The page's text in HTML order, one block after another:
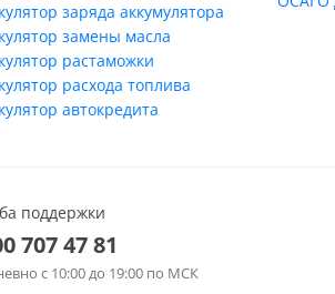
заряда аккумулятора
замены масла
растаможки
расхода топлива
автокредита
поддержки
707 47 81
с 10:00 до 19:00 по МСК